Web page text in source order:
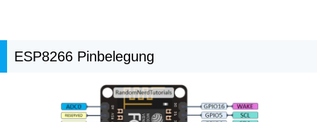
ESP8266 Pinbelegung